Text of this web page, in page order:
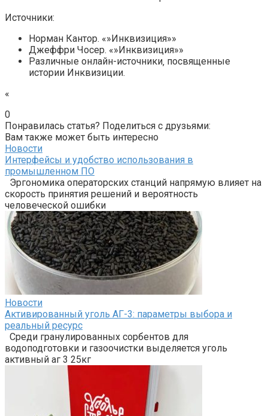
Источники:
Норман Кантор. «»Инквизиция»»
Джеффри Чосер. «»Инквизиция»»
Различные онлайн-источники‚ посвященные
истории Инквизиции.
«
0
Понравилась статья? Поделиться с друзьями:
Вам также может быть интересно
Новости
Интерфейсы и удобство использования в
промышленном ПО
Эргономика операторских станций напрямую влияет на
скорость принятия решений и вероятность
человеческой ошибки
Новости
Активированный уголь АГ-3: параметры выбора и
реальный ресурс
Среди гранулированных сорбентов для
водоподготовки и газоочистки выделяется уголь
активный аг 3 25кг